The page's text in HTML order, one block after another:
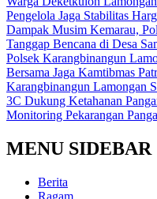
Pengelola Jaga Stabilitas
Dampak Musim Kemarau,
Tanggap Bencana di Desa
Polsek Karangbinangun
Bersama Jaga Kamtibmas
Karangbinangun Lamongan
3C Dukung Ketahanan
Monitoring Pekarangan
MENU SIDEBAR
Berita
Ragam